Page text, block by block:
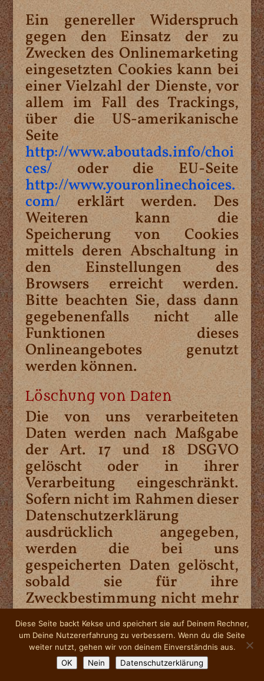
Ein genereller Widerspruch
gegen den Einsatz der zu
Zwecken des Onlinemarketing
eingesetzten Cookies kann bei
einer Vielzahl der Dienste, vor
allem im Fall des Trackings,
über die US-amerikanische
Seite
http://www.aboutads.info/choi
ces/oder die EU-Seite
http://www.youronlinechoices.
com/erklärt werden. Des
Weiteren kann die
Speicherung von Cookies
mittels deren Abschaltung in
den Einstellungen des
Browsers erreicht werden.
Bitte beachten Sie, dass dann
gegebenenfalls nicht alle
Funktionen dieses
Onlineangebotes genutzt
werden können.
Löschung von Daten
Die von uns verarbeiteten
Daten werden nach Maßgabe
der Art. 17 und 18 DSGVO
gelöscht oder in ihrer
Verarbeitung eingeschränkt.
Sofern nicht im Rahmen dieser
Datenschutzerklärung
ausdrücklich angegeben,
werden die bei uns
gespeicherten Daten gelöscht,
sobald sie für ihre
Zweckbestimmung nicht mehr
erforderlich sind und der
Löschung keine gesetzlichen
Aufbewahrungspflichten
entgegenstehen. Sofern die
Diese Seite backt Kekse und speichert sie auf Deinem Rechner,
um Deine Nutzererfahrung zu verbessern. Wenn du die Seite
weiter nutzt, gehen wir von deinem Einverständnis aus.
OK
Nein Datenschutzerklärung